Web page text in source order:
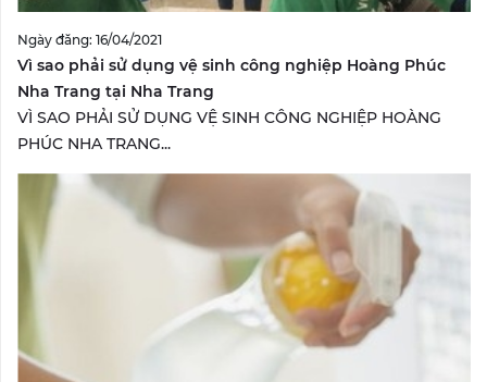
Ngày đăng: 16/04/2021
Vì sao phải sử dụng vệ sinh công nghiệp Hoàng Phúc
Nha Trang tại Nha Trang
VÌ SAO PHẢI SỬ DỤNG VỆ SINH CÔNG NGHIỆP HOÀNG
PHÚC NHA TRANG...